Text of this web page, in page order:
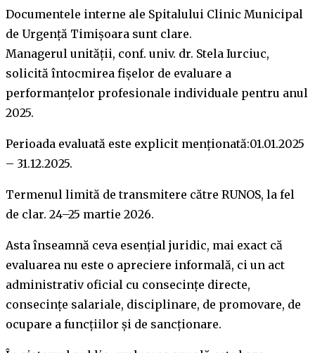
Documentele interne ale Spitalului Clinic Municipal
de Urgență Timișoara sunt clare.
Managerul unității, conf. univ. dr. Stela Iurciuc,
solicită întocmirea fișelor de evaluare a
performanțelor profesionale individuale pentru anul
2025.
Perioada evaluată este explicit menționată:01.01.2025
– 31.12.2025.
Termenul limită de transmitere către RUNOS, la fel
de clar. 24–25 martie 2026.
Asta înseamnă ceva esențial juridic, mai exact că
evaluarea nu este o apreciere informală, ci un act
administrativ oficial cu consecințe directe,
consecințe salariale, disciplinare, de promovare, de
ocupare a funcțiilor și de sancționare.